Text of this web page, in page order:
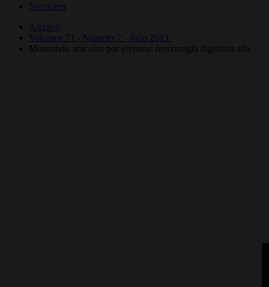
Secciones
Archivo
Volumen 71 - Número 7 - Julio 2013
Mostrando artículos por etiqueta: hemorragia digestiva alta